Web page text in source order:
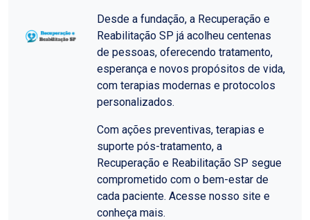
Desde a fundação, a Recuperação e
Reabilitação SP já acolheu centenas
de pessoas, oferecendo tratamento,
esperança e novos propósitos de vida,
com terapias modernas e protocolos
personalizados.
Com ações preventivas, terapias e
suporte pós-tratamento, a
Recuperação e Reabilitação SP segue
comprometido com o bem-estar de
cada paciente. Acesse nosso site e
conheça mais.